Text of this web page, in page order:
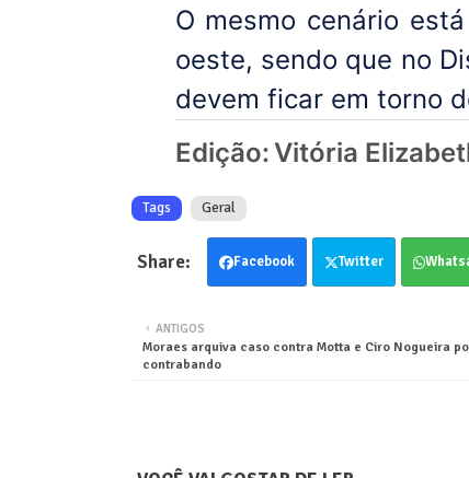
O mesmo cenário
oeste, sendo que no
devem ficar em torno
Edição:Vitória
Tags Geral
Facebook Twitter
ANTIGOS
Moraes arquiva caso contra Motta e Ciro Nogueira
contrabando